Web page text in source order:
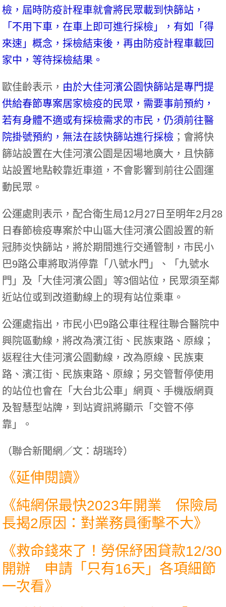
檢，屆時防疫計程車就會將民眾載到快篩站，
「不用下車，在車上即可進行採檢」，有如「得
來速」概念，採檢結束後，再由防疫計程車載回
家中，等待採檢結果。
歐佳齡表示， 由於大佳河濱公園快篩站是專門提
供給春節專案居家檢疫的民眾，需要事前預約，
若有身體不適或有採檢需求的市民，仍須前往醫
院掛號預約，無法在該快篩站進行採檢 ；會將快
篩站設置在大佳河濱公園是因場地廣大，且快篩
站設置地點較靠近車道，不會影響到前往公園運
動民眾。
公運處則表示，配合衛生局12月27日至明年2月28
日春節檢疫專案於中山區大佳河濱公園設置的新
冠肺炎快篩站，將於期間進行交通管制，市民小
巴9路公車將取消停靠「八號水門」、「九號水
門」及「大佳河濱公園」等3個站位，民眾須至鄰
近站位或到改道動線上的現有站位乘車。
公運處指出，市民小巴9路公車往程往聯合醫院中
興院區動線，將改為濱江街、民族東路、原線；
返程往大佳河濱公園動線，改為原線、民族東
路、濱江街、民族東路、原線；另交管暫停使用
的站位也會在「大台北公車」網頁、手機版網頁
及智慧型站牌，到站資訊將顯示「交管不停
靠」。
（聯合新聞網／文：胡瑞玲）
《延伸閱讀》
《純網保最快2023年開業 保險局
長揭2原因：對業務員衝擊不大》
《救命錢來了！勞保紓困貸款12/30
開辦 申請「只有16天」各項細節
一次看》